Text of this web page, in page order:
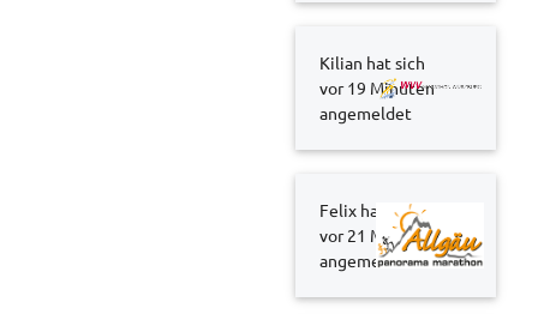
Kilian hat sich
vor 19 Minuten
angemeldet
Felix hat sich
vor 21 Minuten
angemeldet